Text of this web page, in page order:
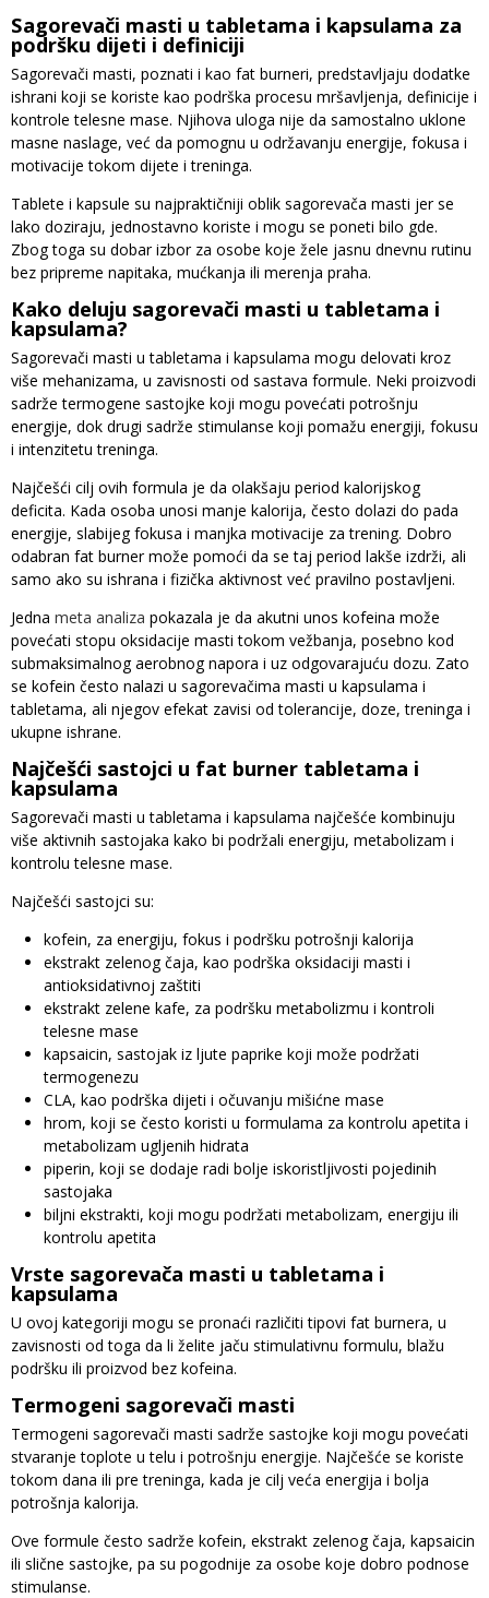
Sagorevači masti u tabletama i kapsulama za
podršku dijeti i definiciji
Sagorevači masti, poznati i kao fat burneri, predstavljaju dodatke
ishrani koji se koriste kao podrška procesu mršavljenja, definicije i
kontrole telesne mase. Njihova uloga nije da samostalno uklone
masne naslage, već da pomognu u održavanju energije, fokusa i
motivacije tokom dijete i treninga.
Tablete i kapsule su najpraktičniji oblik sagorevača masti jer se
lako doziraju, jednostavno koriste i mogu se poneti bilo gde.
Zbog toga su dobar izbor za osobe koje žele jasnu dnevnu rutinu
bez pripreme napitaka, mućkanja ili merenja praha.
Kako deluju sagorevači masti u tabletama i
kapsulama?
Sagorevači masti u tabletama i kapsulama mogu delovati kroz
više mehanizama, u zavisnosti od sastava formule. Neki proizvodi
sadrže termogene sastojke koji mogu povećati potrošnju
energije, dok drugi sadrže stimulanse koji pomažu energiji, fokusu
i intenzitetu treninga.
Najčešći cilj ovih formula je da olakšaju period kalorijskog
deficita. Kada osoba unosi manje kalorija, često dolazi do pada
energije, slabijeg fokusa i manjka motivacije za trening. Dobro
odabran fat burner može pomoći da se taj period lakše izdrži, ali
samo ako su ishrana i fizička aktivnost već pravilno postavljeni.
Jedna meta analiza pokazala je da akutni unos kofeina može
povećati stopu oksidacije masti tokom vežbanja, posebno kod
submaksimalnog aerobnog napora i uz odgovarajuću dozu. Zato
se kofein često nalazi u sagorevačima masti u kapsulama i
tabletama, ali njegov efekat zavisi od tolerancije, doze, treninga i
ukupne ishrane.
Najčešći sastojci u fat burner tabletama i
kapsulama
Sagorevači masti u tabletama i kapsulama najčešće kombinuju
više aktivnih sastojaka kako bi podržali energiju, metabolizam i
kontrolu telesne mase.
Najčešći sastojci su:
kofein, za energiju, fokus i podršku potrošnji kalorija
ekstrakt zelenog čaja, kao podrška oksidaciji masti i
antioksidativnoj zaštiti
ekstrakt zelene kafe, za podršku metabolizmu i kontroli
telesne mase
kapsaicin, sastojak iz ljute paprike koji može podržati
termogenezu
CLA, kao podrška dijeti i očuvanju mišićne mase
hrom, koji se često koristi u formulama za kontrolu apetita i
metabolizam ugljenih hidrata
piperin, koji se dodaje radi bolje iskoristljivosti pojedinih
sastojaka
biljni ekstrakti, koji mogu podržati metabolizam, energiju ili
kontrolu apetita
Vrste sagorevača masti u tabletama i
kapsulama
U ovoj kategoriji mogu se pronaći različiti tipovi fat burnera, u
zavisnosti od toga da li želite jaču stimulativnu formulu, blažu
podršku ili proizvod bez kofeina.
Termogeni sagorevači masti
Termogeni sagorevači masti sadrže sastojke koji mogu povećati
stvaranje toplote u telu i potrošnju energije. Najčešće se koriste
tokom dana ili pre treninga, kada je cilj veća energija i bolja
potrošnja kalorija.
Ove formule često sadrže kofein, ekstrakt zelenog čaja, kapsaicin
ili slične sastojke, pa su pogodnije za osobe koje dobro podnose
stimulanse.